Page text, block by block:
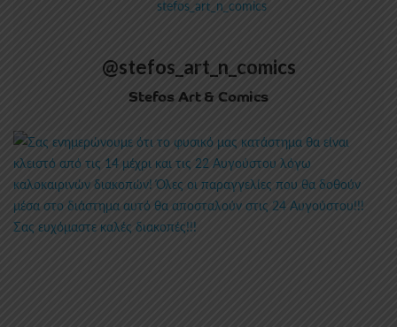
@stefos_art_n_comics
Stefos Art & Comics